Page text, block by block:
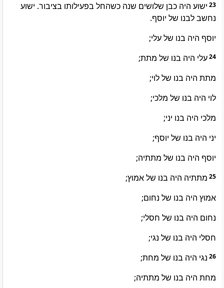
23 ישוע היה כבן שלושים שנה כשהחל בפעילותו בציבור. ישוע
נחשב לבנו של יוסף.
יוסף היה בנו של עלי;
24עלי היה בנו של מתת;
מתת היה בנו של לוי;
לוי היה בנו של מלכי;
מלכי היה בנו יני;
יני היה בנו של יוסף;
יוסף היה בנו של מתתיה;
25 מתתיה היה בנו של אמוץ;
אמוץ היה בנו של נחום;
נחום היה בנו של חסלי;
חסלי היה בנו של נגי;
26 נגי היה בנו של מחת;
מחת היה בנו של מתתיה;